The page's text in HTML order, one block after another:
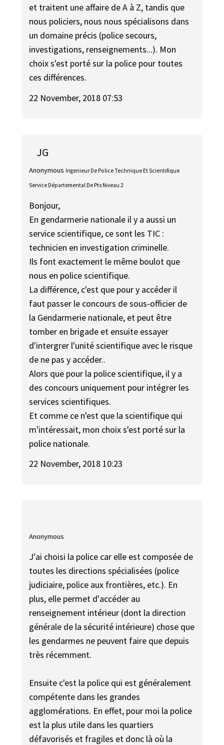
et traitent une affaire de A à Z, tandis que
nous policiers, nous nous spécialisons dans
un domaine précis (police secours,
investigations, renseignements...). Mon
choix s'est porté sur la police pour toutes
ces différences.
22 November, 2018 07:53
JG
Anonymous Ingenieur De Police Technique Et Scientifique
Service Départemental De Pts Niveau 2
Bonjour,
En gendarmerie nationale il y a aussi un
service scientifique, ce sont les TIC :
technicien en investigation criminelle.
Ils font exactement le même boulot que
nous en police scientifique.
La différence, c'est que pour y accéder il
faut passer le concours de sous-officier de
la Gendarmerie nationale, et peut être
tomber en brigade et ensuite essayer
d'intergrer l'unité scientifique avec le risque
de ne pas y accéder..
Alors que pour la police scientifique, il y a
des concours uniquement pour intégrer les
services scientifiques.
Et comme ce n'est que la scientifique qui
m'intéressait, mon choix s'est porté sur la
police nationale.
22 November, 2018 10:23
Anonymous
J'ai choisi la police car elle est composée de
toutes les directions spécialisées (police
judiciaire, police aux frontières, etc.). En
plus, elle permet d'accéder au
renseignement intérieur (dont la direction
générale de la sécurité intérieure) chose que
les gendarmes ne peuvent faire que depuis
très récemment.
Ensuite c'est la police qui est généralement
compétente dans les grandes
agglomérations. En effet, pour moi la police
est la plus utile dans les quartiers
défavorisés et fragiles et donc là où la